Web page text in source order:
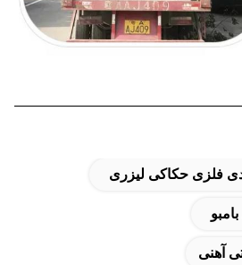
فلزی حکاکی لیزری
آهنی